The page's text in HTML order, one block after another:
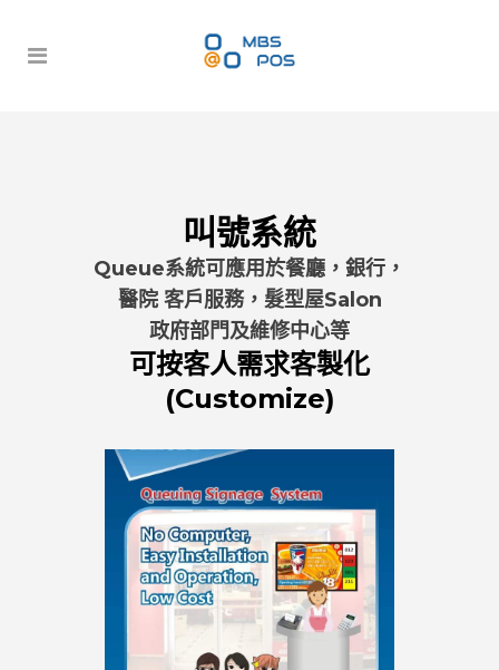
叫號系統
Queue系統可應用於餐廳，銀行，
醫院 客戶服務，髮型屋Salon
政府部門及維修中心等
可按客人需求客製化
(Customize)